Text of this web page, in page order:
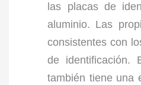
las placas de
aluminio. Las
consistentes con
de identificación.
también tiene una